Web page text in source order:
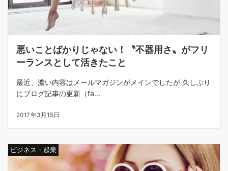
悪いことばかりじゃない！〝不器用さ〟がフリ
ーランスとして活きたこと
最近、濃い内容はメールマガジンがメインでしたが 久しぶり
にブログ記事の更新（fa...
2017年3月15日
ビジネス・起業